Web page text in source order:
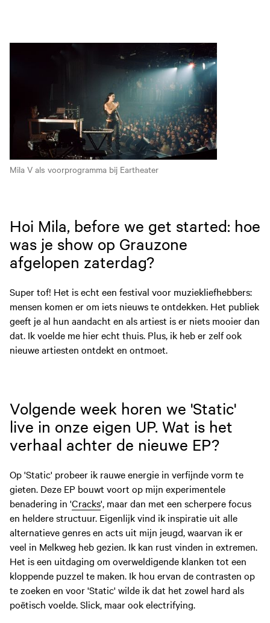
Mila V als voorprogramma bij Eartheater
Hoi Mila, before we get started: hoe
was je show op Grauzone
afgelopen zaterdag?
Super tof! Het is echt een festival voor muziekliefhebbers:
mensen komen er om iets nieuws te ontdekken. Het publiek
geeft je al hun aandacht en als artiest is er niets mooier dan
dat. Ik voelde me hier echt thuis. Plus, ik heb er zelf ook
nieuwe artiesten ontdekt en ontmoet.
Volgende week horen we 'Static'
live in onze eigen UP. Wat is het
verhaal achter de nieuwe EP?
Op 'Static' probeer ik rauwe energie in verfijnde vorm te
gieten. Deze EP bouwt voort op mijn experimentele
benadering in 'Cracks', maar dan met een scherpere focus
en heldere structuur. Eigenlijk vind ik inspiratie uit alle
alternatieve genres en acts uit mijn jeugd, waarvan ik er
veel in Melkweg heb gezien. Ik kan rust vinden in extremen.
Het is een uitdaging om overweldigende klanken tot een
kloppende puzzel te maken. Ik hou ervan de contrasten op
te zoeken en voor 'Static' wilde ik dat het zowel hard als
poëtisch voelde. Slick, maar ook electrifying.